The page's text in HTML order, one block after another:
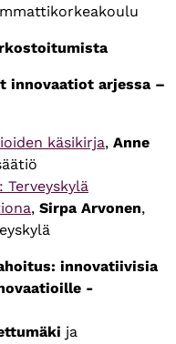
innovaatiot arjessa –
käsikirja, Anne
, Sirpa Arvonen,
innovatiivisia
-
ja